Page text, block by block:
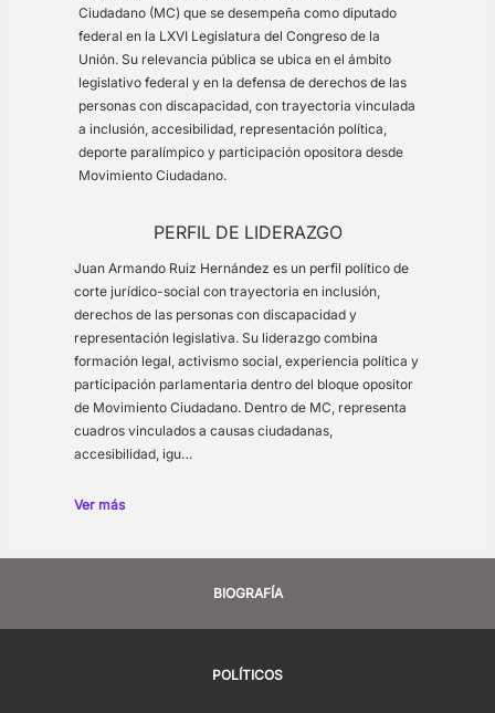
Ciudadano (MC) que se desempeña como diputado
federal en la LXVI Legislatura del Congreso de la
Unión. Su relevancia pública se ubica en el ámbito
legislativo federal y en la defensa de derechos de las
personas con discapacidad, con trayectoria vinculada
a inclusión, accesibilidad, representación política,
deporte paralímpico y participación opositora desde
Movimiento Ciudadano.
PERFIL DE LIDERAZGO
Juan Armando Ruiz Hernández es un perfil político de
corte jurídico-social con trayectoria en inclusión,
derechos de las personas con discapacidad y
representación legislativa. Su liderazgo combina
formación legal, activismo social, experiencia política y
participación parlamentaria dentro del bloque opositor
de Movimiento Ciudadano. Dentro de MC, representa
cuadros vinculados a causas ciudadanas,
accesibilidad, igu…
Ver más
BIOGRAFÍA
POLÍTICOS